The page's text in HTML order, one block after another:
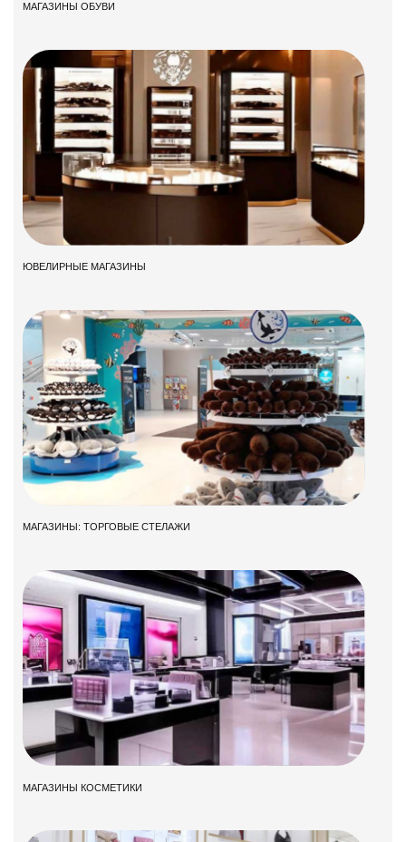
МАГАЗИНЫ ОБУВИ
ЮВЕЛИРНЫЕ МАГАЗИНЫ
МАГАЗИНЫ: ТОРГОВЫЕ СТЕЛАЖИ
МАГАЗИНЫ КОСМЕТИКИ